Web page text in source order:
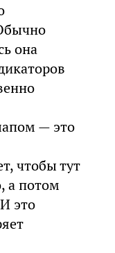
она
— это
чтобы тут
а потом
это